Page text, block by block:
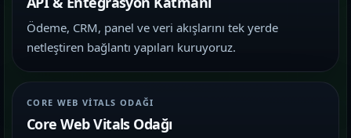
Ödeme, CRM, panel ve veri akışlarını tek yerde
netleştiren bağlantı yapıları kuruyoruz.
CORE WEB VITALS ODAĞI
Core Web Vitals Odağı